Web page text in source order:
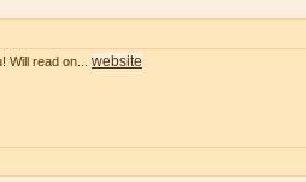
Will read on... website